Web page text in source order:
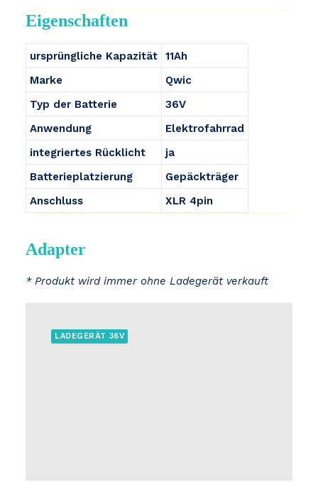
Eigenschaften
ursprüngliche Kapazität
11Ah
Marke
Qwic
Typ der Batterie
36V
Anwendung
Elektrofahrrad
integriertes Rücklicht
ja
Batterieplatzierung
Gepäckträger
Anschluss
XLR 4pin
Adapter
* Produkt wird immer ohne Ladegerät verkauft
LADEGERÄT 36V